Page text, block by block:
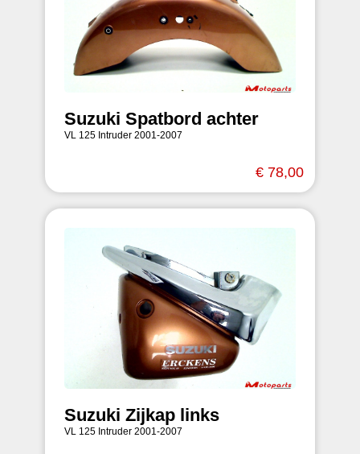
Suzuki Spatbord achter
VL 125 Intruder 2001-2007
€ 78,00
Suzuki Zijkap links
VL 125 Intruder 2001-2007